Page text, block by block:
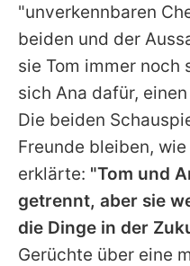
Utiq
"unverkennbaren
beiden und der
sie Tom immer noch
sich Ana dafür,
Die beiden
Freunde bleiben,
erklärte: "Tom und
getrennt, aber sie
die Dinge in der
Gerüchte über eine